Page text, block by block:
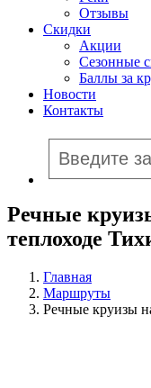
Отзывы
Скидки
Акции
Сезонные
Баллы за
Новости
Контакты
Речные
теплоходе
Главная
Маршруты
Речные круизы